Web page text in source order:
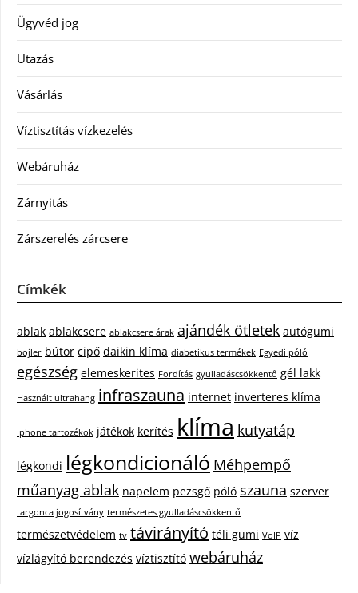
Ügyvéd jog
Utazás
Vásárlás
Víztisztítás vízkezelés
Webáruház
Zárnyitás
Zárszerelés zárcsere
Címkék
ablak ablakcsere ablakcsere árak ajándék ötletek autógumi
bojler bútor cipő daikin klíma diabetikus termékek Egyedi póló
egészség elemeskerites Fordítás gyulladáscsökkentő gél lakk
Használt ultrahang infraszauna internet inverteres klíma
Iphone tartozékok játékok kerítés klíma kutyatáp
légkondi légkondicionáló Méhpempő
műanyag ablak napelem pezsgő póló szauna szerver
targonca jogosítvány természetes gyulladáscsökkentő
természetvédelem tv távirányító téli gumi VoIP víz
vízlágyító berendezés víztisztító webáruház